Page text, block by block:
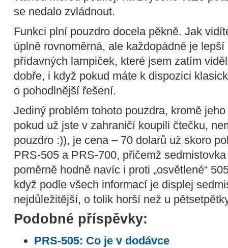
se nedalo zvládnout.
Funkci plní pouzdro docela pěkně. Jak
úplně rovnoměrná, ale každopádně je
přídavných lampiček, které jsem zatím
dobře, i když pokud máte k dispozici
o pohodlnější řešení.
Jediný problém tohoto pouzdra, kromě
pokud už jste v zahraničí koupili čtečku,
pouzdro :)), je cena – 70 dolarů už skoro
PRS-505 a PRS-700, přičemž
poměrně hodně navíc i proti „osvětlené“
když podle všech informací je displej
nejdůležitější, o tolik horší než u
Podobné příspěvky:
PRS-505: Co je v dodávce